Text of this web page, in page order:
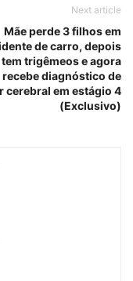
Next article
Mãe perde 3 filhos em
de carro, depois
tem trigêmeos e agora
recebe diagnóstico de
cerebral em estágio 4
(Exclusivo)